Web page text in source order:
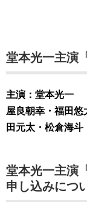
堂本光一主演
主演：堂本光一
屋良朝幸・福田
田元太・松倉海斗
堂本光一主演
申し込みにつ